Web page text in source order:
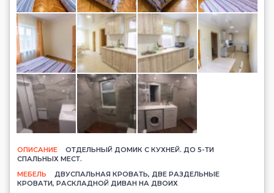
ОПИСАНИЕ
ОТДЕЛЬНЫЙ ДОМИК С КУХНЕЙ. ДО 5-ТИ
СПАЛЬНЫХ МЕСТ.
МЕБЕЛЬ
ДВУСПАЛЬНАЯ КРОВАТЬ, ДВЕ РАЗДЕЛЬНЫЕ
КРОВАТИ, РАСКЛАДНОЙ ДИВАН НА ДВОИХ